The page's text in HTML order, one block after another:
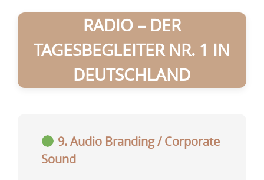
RADIO – DER
TAGESBEGLEITER NR. 1 IN
DEUTSCHLAND
9. Audio Branding / Corporate
Sound